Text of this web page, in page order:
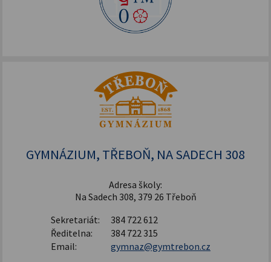
GYMNÁZIUM, TŘEBOŇ, NA SADECH 308
Adresa školy:
Na Sadech 308, 379 26 Třeboň
Sekretariát:
384 722 612
Ředitelna:
384 722 315
Email:
gymnaz@gymtrebon.cz